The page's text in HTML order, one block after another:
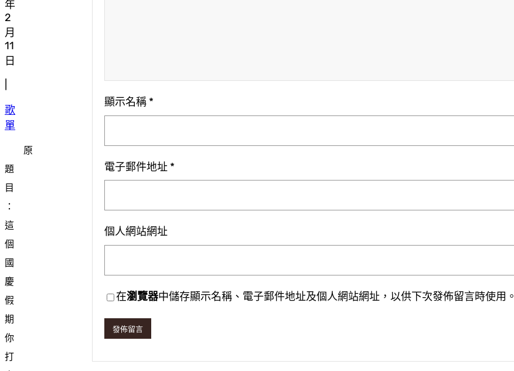
年
2
月
11
日
歌
單
原
題
目
：
這
個
國
慶
假
期
你
打
顯示名稱 *
電子郵件地址 *
個人網站網址
在瀏覽器中儲存顯示名稱、電子郵件地址及個人網站網址，以供下次發佈留言時使用。